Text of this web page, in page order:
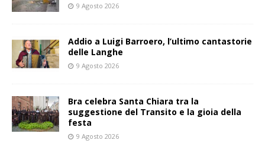
9 Agosto 2026
Addio a Luigi Barroero, l’ultimo cantastorie
delle Langhe
9 Agosto 2026
Bra celebra Santa Chiara tra la
suggestione del Transito e la gioia della
festa
9 Agosto 2026